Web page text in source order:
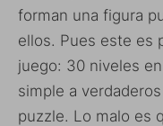
forman una figura
ellos. Pues este es
juego: 30 niveles
simple a
puzzle. Lo malo es